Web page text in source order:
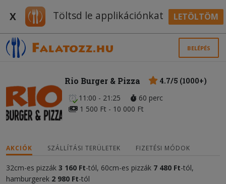
X Töltsd le applikációnkat LETÖLTÖM
BELÉPÉS
Rio Burger & Pizza
4.7/5 (1000+)
11:00 - 21:25
60 perc
1 500 Ft - 10 000 Ft
AKCIÓK SZÁLLÍTÁSI TERÜLETEK FIZETÉSI MÓDOK
32cm-es pizzák 3 160 Ft-tól, 60cm-es pizzák 7 480 Ft-tól,
hamburgerek 2 980 Ft-tól